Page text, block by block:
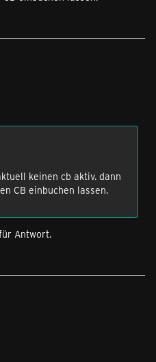
keinen cb aktiv. dann
CB einbuchen lassen.
Antwort.